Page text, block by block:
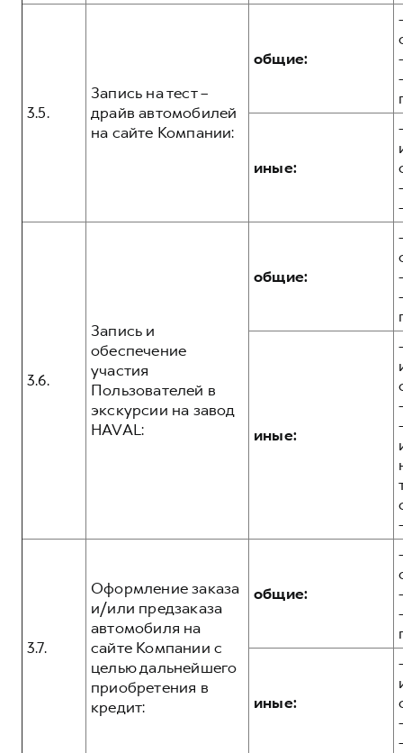
3.5.
Запись на тест –
драйв автомобилей
на сайте Компании:
общие:
иные:
3.6.
Запись и
обеспечение
участия
Пользователей в
экскурсии на завод
HAVAL:
общие:
иные:
3.7.
Оформление заказа
и/или предзаказа
автомобиля на
сайте Компании с
целью дальнейшего
приобретения в
кредит:
общие:
иные: